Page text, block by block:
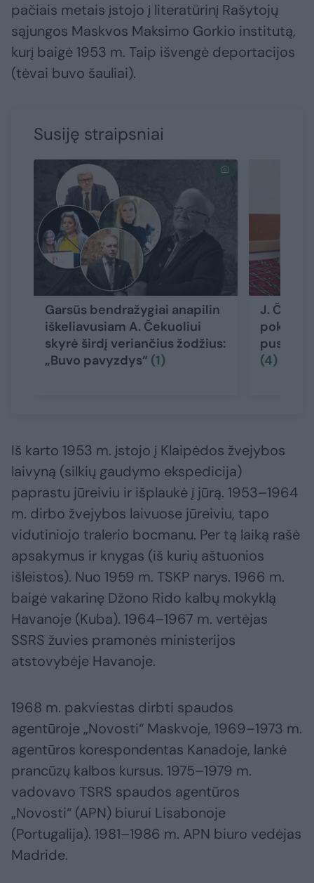
pačiais metais įstojo į literatūrinį Rašytojų
sąjungos Maskvos Maksimo Gorkio institutą,
kurį baigė 1953 m. Taip išvengė deportacijos
(tėvai buvo šauliai).
Susiję straipsniai
Garsūs bendražygiai anapilin
iškeliavusiam A. Čekuoliui
skyrė širdį veriančius žodžius:
„Buvo pavyzdys“ (1)
J.
pokalbį
(4)
Iš karto 1953 m. įstojo į Klaipėdos žvejybos
laivyną (silkių gaudymo ekspedicija)
paprastu jūreiviu ir išplaukė į jūrą. 1953–1964
m. dirbo žvejybos laivuose jūreiviu, tapo
vidutiniojo tralerio bocmanu. Per tą laiką rašė
apsakymus ir knygas (iš kurių aštuonios
išleistos). Nuo 1959 m. TSKP narys. 1966 m.
baigė vakarinę Džono Rido kalbų mokyklą
Havanoje (Kuba). 1964–1967 m. vertėjas
SSRS žuvies pramonės ministerijos
atstovybėje Havanoje.
1968 m. pakviestas dirbti spaudos
agentūroje „Novosti“ Maskvoje, 1969–1973 m.
agentūros korespondentas Kanadoje, lankė
prancūzų kalbos kursus. 1975–1979 m.
vadovavo TSRS spaudos agentūros
„Novosti“ (APN) biurui Lisabonoje
(Portugalija). 1981–1986 m. APN biuro vedėjas
Madride.